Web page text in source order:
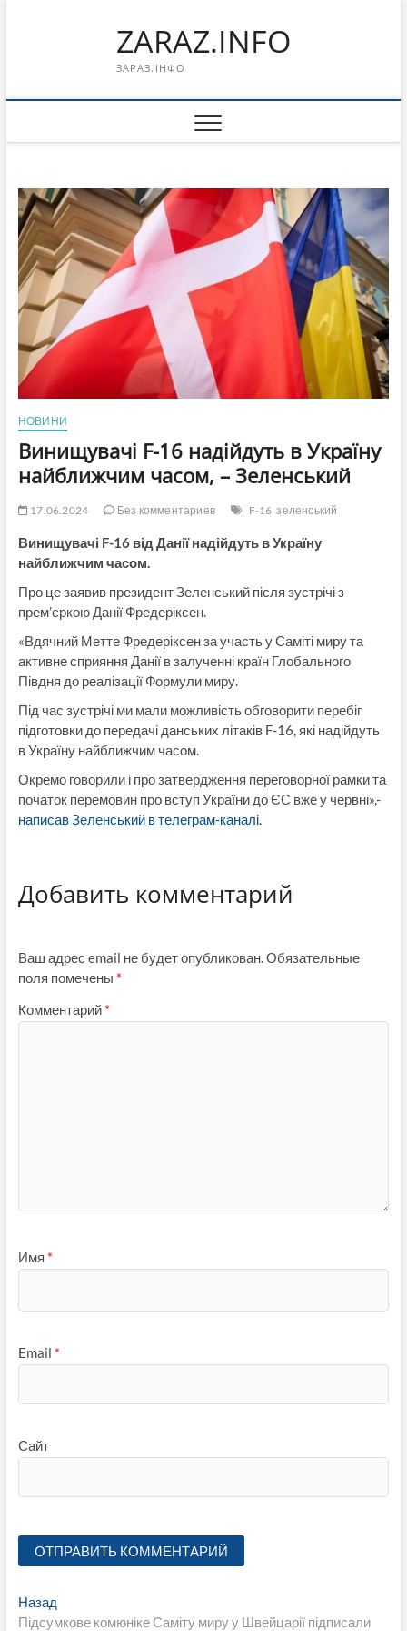
ZARAZ.INFO
ЗАРАЗ.ІНФО
НОВИНИ
Винищувачі F-16 надійдуть в Україну
найближчим часом, – Зеленський
17.06.2024 Без комментариев F-16 зеленський
Винищувачі F-16 від Данії надійдуть в Україну
найближчим часом.
Про це заявив президент Зеленський після зустрічі з
прем’єркою Данії Фредеріксен.
«Вдячний Метте Фредеріксен за участь у Саміті миру та
активне сприяння Данії в залученні країн Глобального
Півдня до реалізації Формули миру.
Під час зустрічі ми мали можливість обговорити перебіг
підготовки до передачі данських літаків F-16, які надійдуть
в Україну найближчим часом.
Окремо говорили і про затвердження переговорної рамки та
початок перемовин про вступ України до ЄС вже у червні»,-
написав Зеленський в телеграм-каналі.
Добавить комментарий
Ваш адрес email не будет опубликован.Обязательные
поля помечены *
Комментарий *
Имя *
Email *
Сайт
Навигация
НазадПредыдущая
запись:
Підсумкове комюніке Саміту миру у Швейцарії підписали